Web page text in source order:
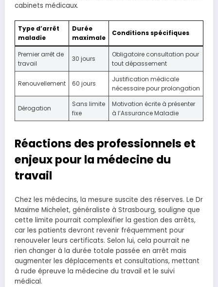
cabinets médicaux.
Type d’arrêt
maladie
Durée
maximale
Conditions spécifiques
Premier arrêt de
travail
30 jours
Obligatoire consultation pour
tout dépassement
Renouvellement 60 jours
Justification médicale
nécessaire pour prolongation
Dérogation
Sans limite
fixe
Motivation écrite à présenter
à l’Assurance Maladie
Réactions des professionnels et
enjeux pour la médecine du
travail
Chez les médecins, la mesure suscite des réserves. Le Dr
Maxime Michelet, généraliste à Strasbourg, souligne que
cette limite pourrait complexifier la gestion des arrêts,
car les patients devront revenir fréquemment pour
renouveler leurs certificats. Selon lui, cela pourrait ne
rien changer à la durée totale passée en arrêt mais
augmenter les déplacements et consultations, mettant
à rude épreuve la médecine du travail et le suivi
médical.